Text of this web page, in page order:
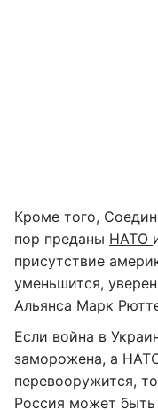
Кроме того,
пор преданы НАТО
присутствие
уменьшится,
Альянса Марк
Если война в
заморожена, а
перевооружится,
Россия может быть